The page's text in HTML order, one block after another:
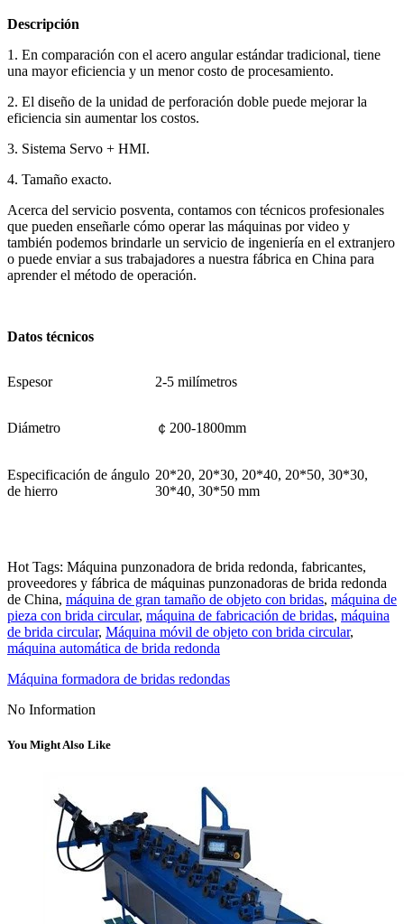
Descripción
1. En comparación con el acero angular estándar tradicional, tiene
una mayor eficiencia y un menor costo de procesamiento.
2. El diseño de la unidad de perforación doble puede mejorar la
eficiencia sin aumentar los costos.
3. Sistema Servo + HMI.
4. Tamaño exacto.
Acerca del servicio posventa, contamos con técnicos profesionales
que pueden enseñarle cómo operar las máquinas por video y
también podemos brindarle un servicio de ingeniería en el extranjero
o puede enviar a sus trabajadores a nuestra fábrica en China para
aprender el método de operación.
Datos técnicos
Espesor 2-5 milímetros
Diámetro ￠200-1800mm
Especificación de ángulo
de hierro
20*20, 20*30, 20*40, 20*50, 30*30,
30*40, 30*50 mm
Hot Tags: Máquina punzonadora de brida redonda, fabricantes,
proveedores y fábrica de máquinas punzonadoras de brida redonda
de China, máquina de gran tamaño de objeto con bridas, máquina de
pieza con brida circular, máquina de fabricación de bridas, máquina
de brida circular, Máquina móvil de objeto con brida circular,
máquina automática de brida redonda
Máquina formadora de bridas redondas
No Information
You Might Also Like